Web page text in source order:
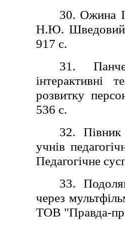
30. Ожина
Н.Ю. Шведовий.
917 с.
31.
інтерактивні
розвитку
536 с.
32. Півник
учнів
Педагогічне
33.
через
ТОВ "Правда-